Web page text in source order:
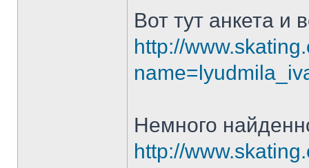
Вот тут анкета и
http://
Немного
http://